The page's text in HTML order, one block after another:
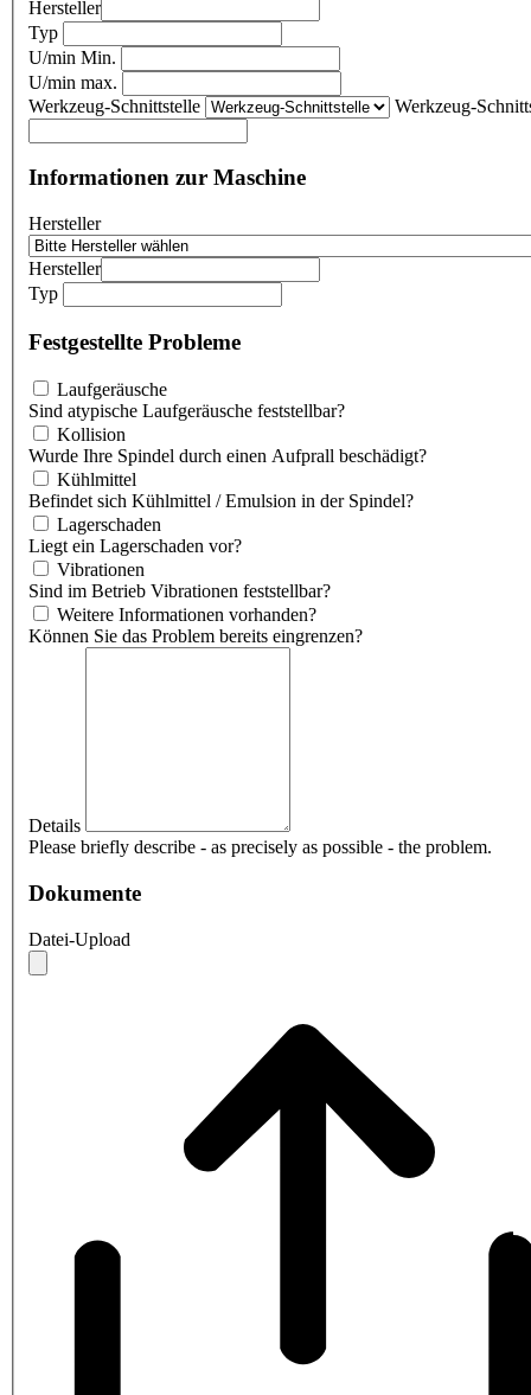
Hersteller
Typ
U/min Min.
U/min max.
Werkzeug-Schnittstelle
Werkzeug-
Informationen zur Maschine
Hersteller
Hersteller
Typ
Festgestellte Probleme
Laufgeräusche
Sind atypische Laufgeräusche feststellbar?
Kollision
Wurde Ihre Spindel durch einen Aufprall beschädigt?
Kühlmittel
Befindet sich Kühlmittel / Emulsion in der Spindel?
Lagerschaden
Liegt ein Lagerschaden vor?
Vibrationen
Sind im Betrieb Vibrationen feststellbar?
Weitere Informationen vorhanden?
Können Sie das Problem bereits eingrenzen?
Details
Please briefly describe - as precisely as possible - the problem.
Dokumente
Datei-Upload